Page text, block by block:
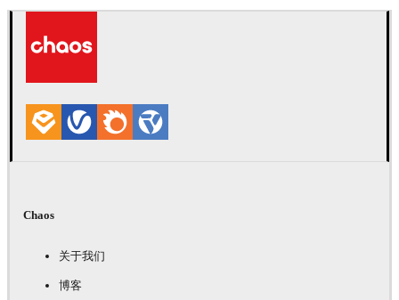
Chaos
关于我们
博客